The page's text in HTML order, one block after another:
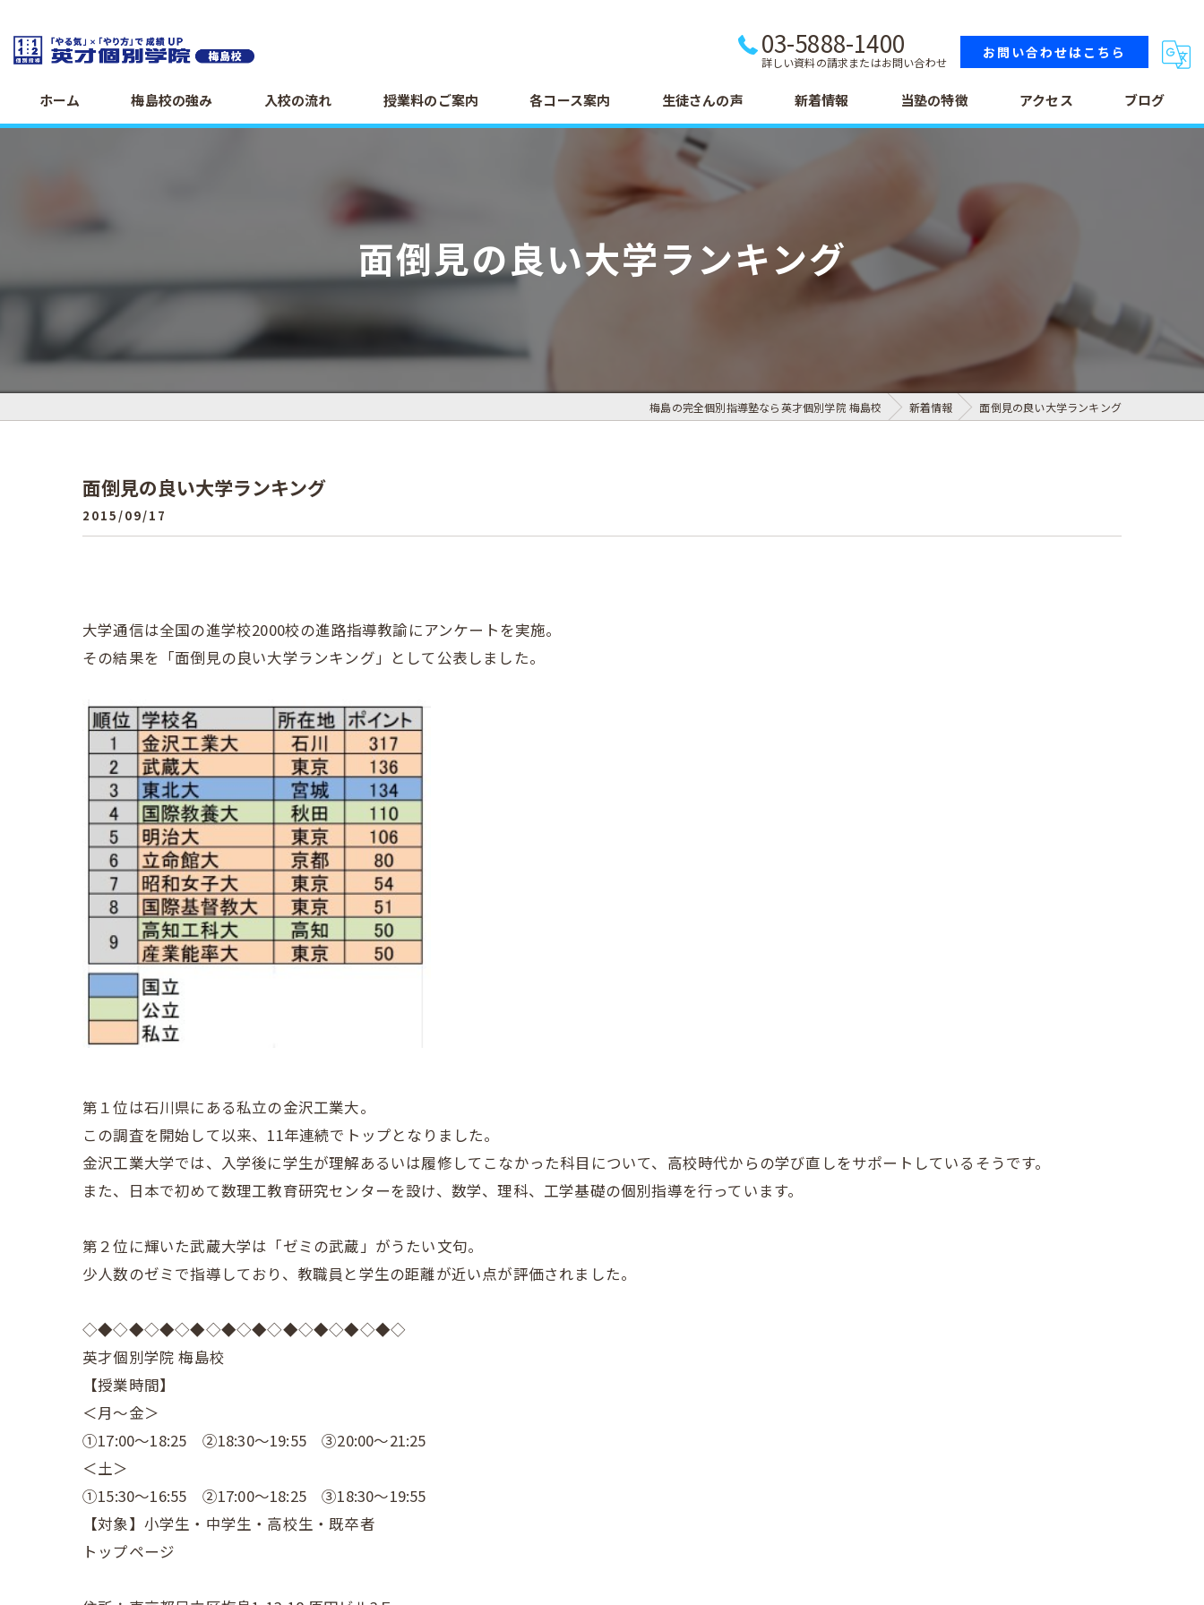
03-5888-1400
詳しい資料の請求またはお問い合わせ
お問い合わせはこちら
ホーム 梅島校の強み 入校の流れ 授業料のご案内 各コース案内 生徒さんの声 新着情報 当塾の特徴
高校生
テスト
アクセス ブログ
面倒見の良い大学ランキング
梅島の完全個別指導塾なら英才個別学院 梅島校 新着情報 面倒見の良い大学ランキング
面倒見の良い大学ランキング
2015/09/17
大学通信は全国の進学校2000校の進路指導教諭にアンケートを実施。
その結果を「面倒見の良い大学ランキング」として公表しました。
第１位は石川県にある私立の金沢工業大。
この調査を開始して以来、11年連続でトップとなりました。
金沢工業大学では、入学後に学生が理解あるいは履修してこなかった科目について、高校時代からの学び直しをサポートしているそうです。
また、日本で初めて数理工教育研究センターを設け、数学、理科、工学基礎の個別指導を行っています。
第２位に輝いた武蔵大学は「ゼミの武蔵」がうたい文句。
少人数のゼミで指導しており、教職員と学生の距離が近い点が評価されました。
◇◆◇◆◇◆◇◆◇◆◇◆◇◆◇◆◇◆◇◆◇
英才個別学院 梅島校
【授業時間】
＜月～金＞
①17:00～18:25 ②18:30～19:55 ③20:00～21:25
＜土＞
①15:30～16:55 ②17:00～18:25 ③18:30～19:55
【対象】小学生・中学生・高校生・既卒者
トップページ